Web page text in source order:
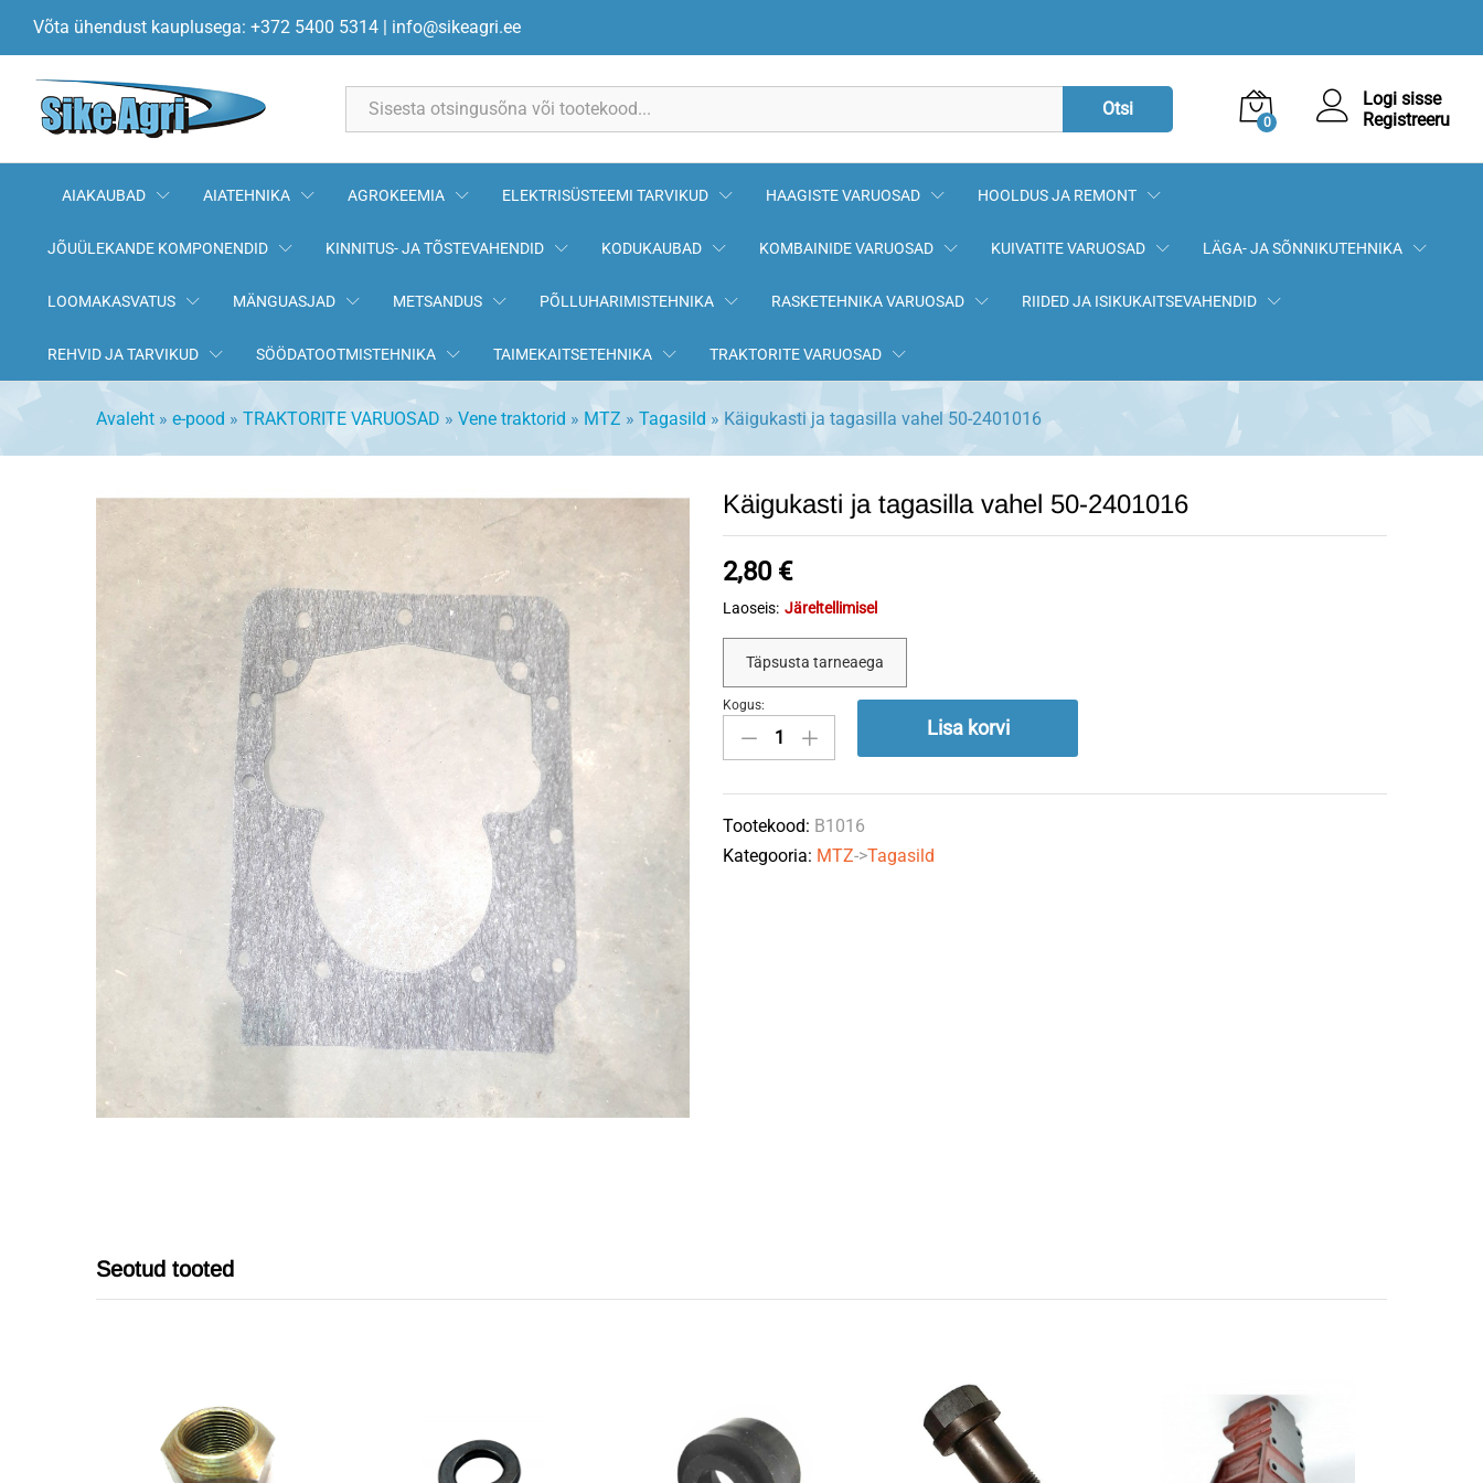
Võta ühendust kauplusega: +372 5400 5314 | info@sikeagri.ee
Otsi
0
Logi sisse
Registreeru
AIAKAUBAD AIATEHNIKA AGROKEEMIA ELEKTRISÜSTEEMI TARVIKUD HAAGISTE VARUOSAD HOOLDUS JA REMONT
JÕUÜLEKANDE KOMPONENDID KINNITUS- JA TÕSTEVAHENDID KODUKAUBAD KOMBAINIDE VARUOSAD KUIVATITE VARUOSAD LÄGA- JA SÕNNIKUTEHNIKA
LOOMAKASVATUS MÄNGUASJAD METSANDUS PÕLLUHARIMISTEHNIKA RASKETEHNIKA VARUOSAD RIIDED JA ISIKUKAITSEVAHENDID
REHVID JA TARVIKUD SÖÖDATOOTMISTEHNIKA TAIMEKAITSETEHNIKA TRAKTORITE VARUOSAD
Avaleht » e-pood » TRAKTORITE VARUOSAD » Vene traktorid » MTZ » Tagasild » Käigukasti ja tagasilla vahel 50-2401016
Käigukasti ja tagasilla vahel 50-2401016
2,80 €
Laoseis: Järeltellimisel
Täpsusta tarneaega
Käigukasti
vahel
50-
2401016
Kogus:
Lisa korvi
Tootekood: B1016
Kategooria: MTZ->Tagasild
Seotud tooted
Käigukasti ja tagasilla vahel 50-2401016